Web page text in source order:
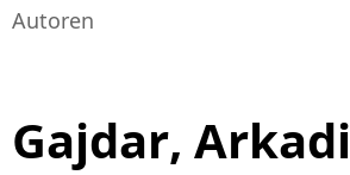
Gajdar, Arkadi
Autoren